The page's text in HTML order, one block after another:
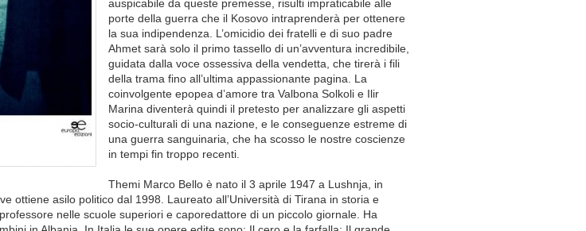
auspicabile da queste premesse, risulti impraticabile alle
porte della guerra che il Kosovo intraprenderà per ottenere
la sua indipendenza. L’omicidio dei fratelli e di suo padre
Ahmet sarà solo il primo tassello di un’avventura incredibile,
guidata dalla voce ossessiva della vendetta, che tirerà i fili
della trama fino all’ultima appassionante pagina. La
coinvolgente epopea d’amore tra Valbona Solkoli e Ilir
Marina diventerà quindi il pretesto per analizzare gli aspetti
socio-culturali di una nazione, e le conseguenze estreme di
una guerra sanguinaria, che ha scosso le nostre coscienze
in tempi fin troppo recenti.
Themi Marco Bello è nato il 3 aprile 1947 a Lushnja, in
ottiene asilo politico dal 1998. Laureato all’Università di Tirana in storia e
nelle scuole superiori e caporedattore di un piccolo giornale. Ha